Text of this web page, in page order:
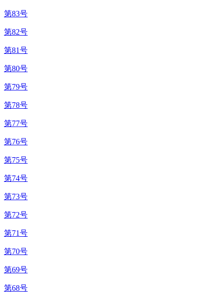
第83号
第82号
第81号
第80号
第79号
第78号
第77号
第76号
第75号
第74号
第73号
第72号
第71号
第70号
第69号
第68号